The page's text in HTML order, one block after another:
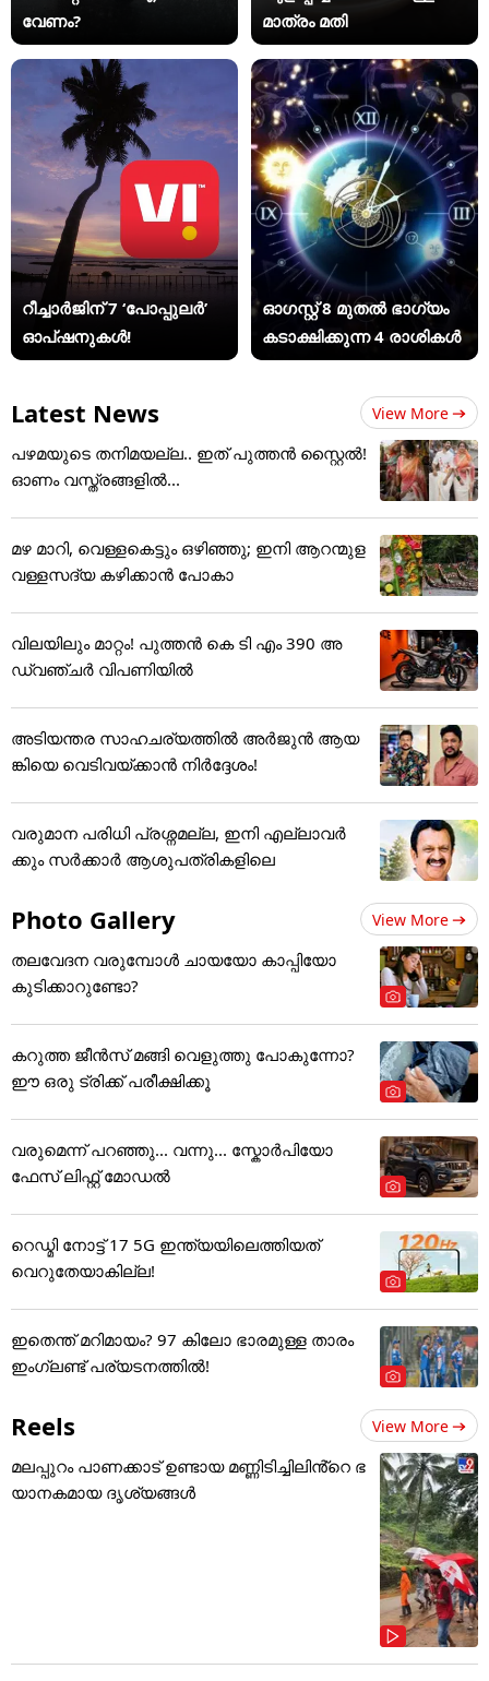
വേണം?
മാത്രം മതി
റീച്ചാർജിന് 7 ‘പോപ്പുലർ’
ഓപ്ഷനുകൾ!
ഓഗസ്റ്റ് 8 മുതൽ ഭാഗ്യം
കടാക്ഷിക്കുന്ന 4 രാശികൾ
Latest News View More
പഴമയുടെ തനിമയല്ല.. ഇത് പുത്തൻ സ്റ്റൈൽ!
ഓണം വസ്ത്രങ്ങളിൽ...
മഴ മാറി, വെള്ളകെട്ടും ഒഴിഞ്ഞു; ഇനി ആറന്മുള
വള്ളസദ്യ കഴിക്കാൻ പോകാ
വിലയിലും മാറ്റം! പുത്തൻ കെ ടി എം 390 അ
ഡ്വഞ്ചർ വിപണിയിൽ
അടിയന്തര സാഹചര്യത്തിൽ അർജുൻ ആയ
ങ്കിയെ വെടിവയ്ക്കാൻ നിർദ്ദേശം!
വരുമാന പരിധി പ്രശ്നമല്ല, ഇനി എല്ലാവർ
ക്കും സർക്കാർ ആശുപത്രികളിലെ
Photo Gallery View More
തലവേദന വരുമ്പോൾ ചായയോ കാപ്പിയോ
കുടിക്കാറുണ്ടോ?
കറുത്ത ജീൻസ് മങ്ങി വെളുത്തു പോകുന്നോ?
ഈ ഒരു ട്രിക്ക് പരീക്ഷിക്കൂ
വരുമെന്ന് പറഞ്ഞു... വന്നു... സ്കോർപിയോ
ഫേസ് ലിഫ്റ്റ് മോഡൽ
റെഡ്മി നോട്ട് 17 5G ഇന്ത്യയിലെത്തിയത്
വെറുതേയാകില്ല!
ഇതെന്ത് മറിമായം? 97 കിലോ ഭാരമുള്ള താരം
ഇംഗ്ലണ്ട് പര്യടനത്തില്‍!
Reels View More
മലപ്പുറം പാണക്കാട് ഉണ്ടായ മണ്ണിടിച്ചിലിൻ്റെ ഭ
യാനകമായ ദൃശ്യങ്ങൾ